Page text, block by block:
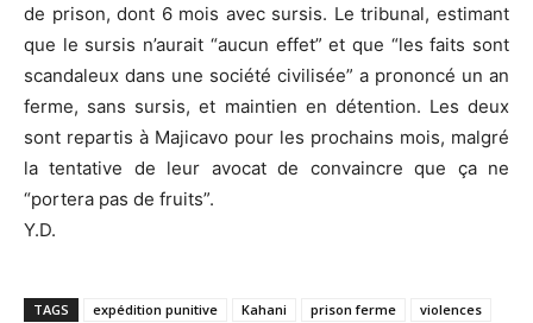
de prison, dont 6 mois avec sursis. Le tribunal, estimant
que le sursis n’aurait “aucun effet” et que “les faits sont
scandaleux dans une société civilisée” a prononcé un an
ferme, sans sursis, et maintien en détention. Les deux
sont repartis à Majicavo pour les prochains mois, malgré
la tentative de leur avocat de convaincre que ça ne
“portera pas de fruits”.
Y.D.
TAGS expédition punitive Kahani prison ferme violences